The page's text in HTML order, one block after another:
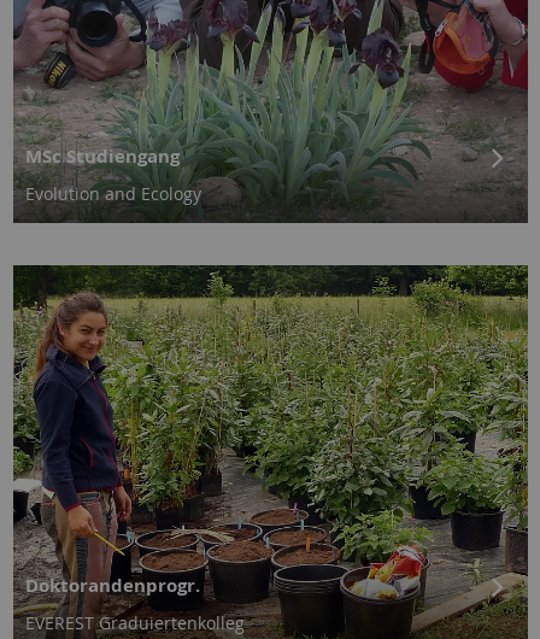
MSc Studiengang
Evolution and Ecology
Doktorandenprogr.
EVEREST Graduiertenkolleg